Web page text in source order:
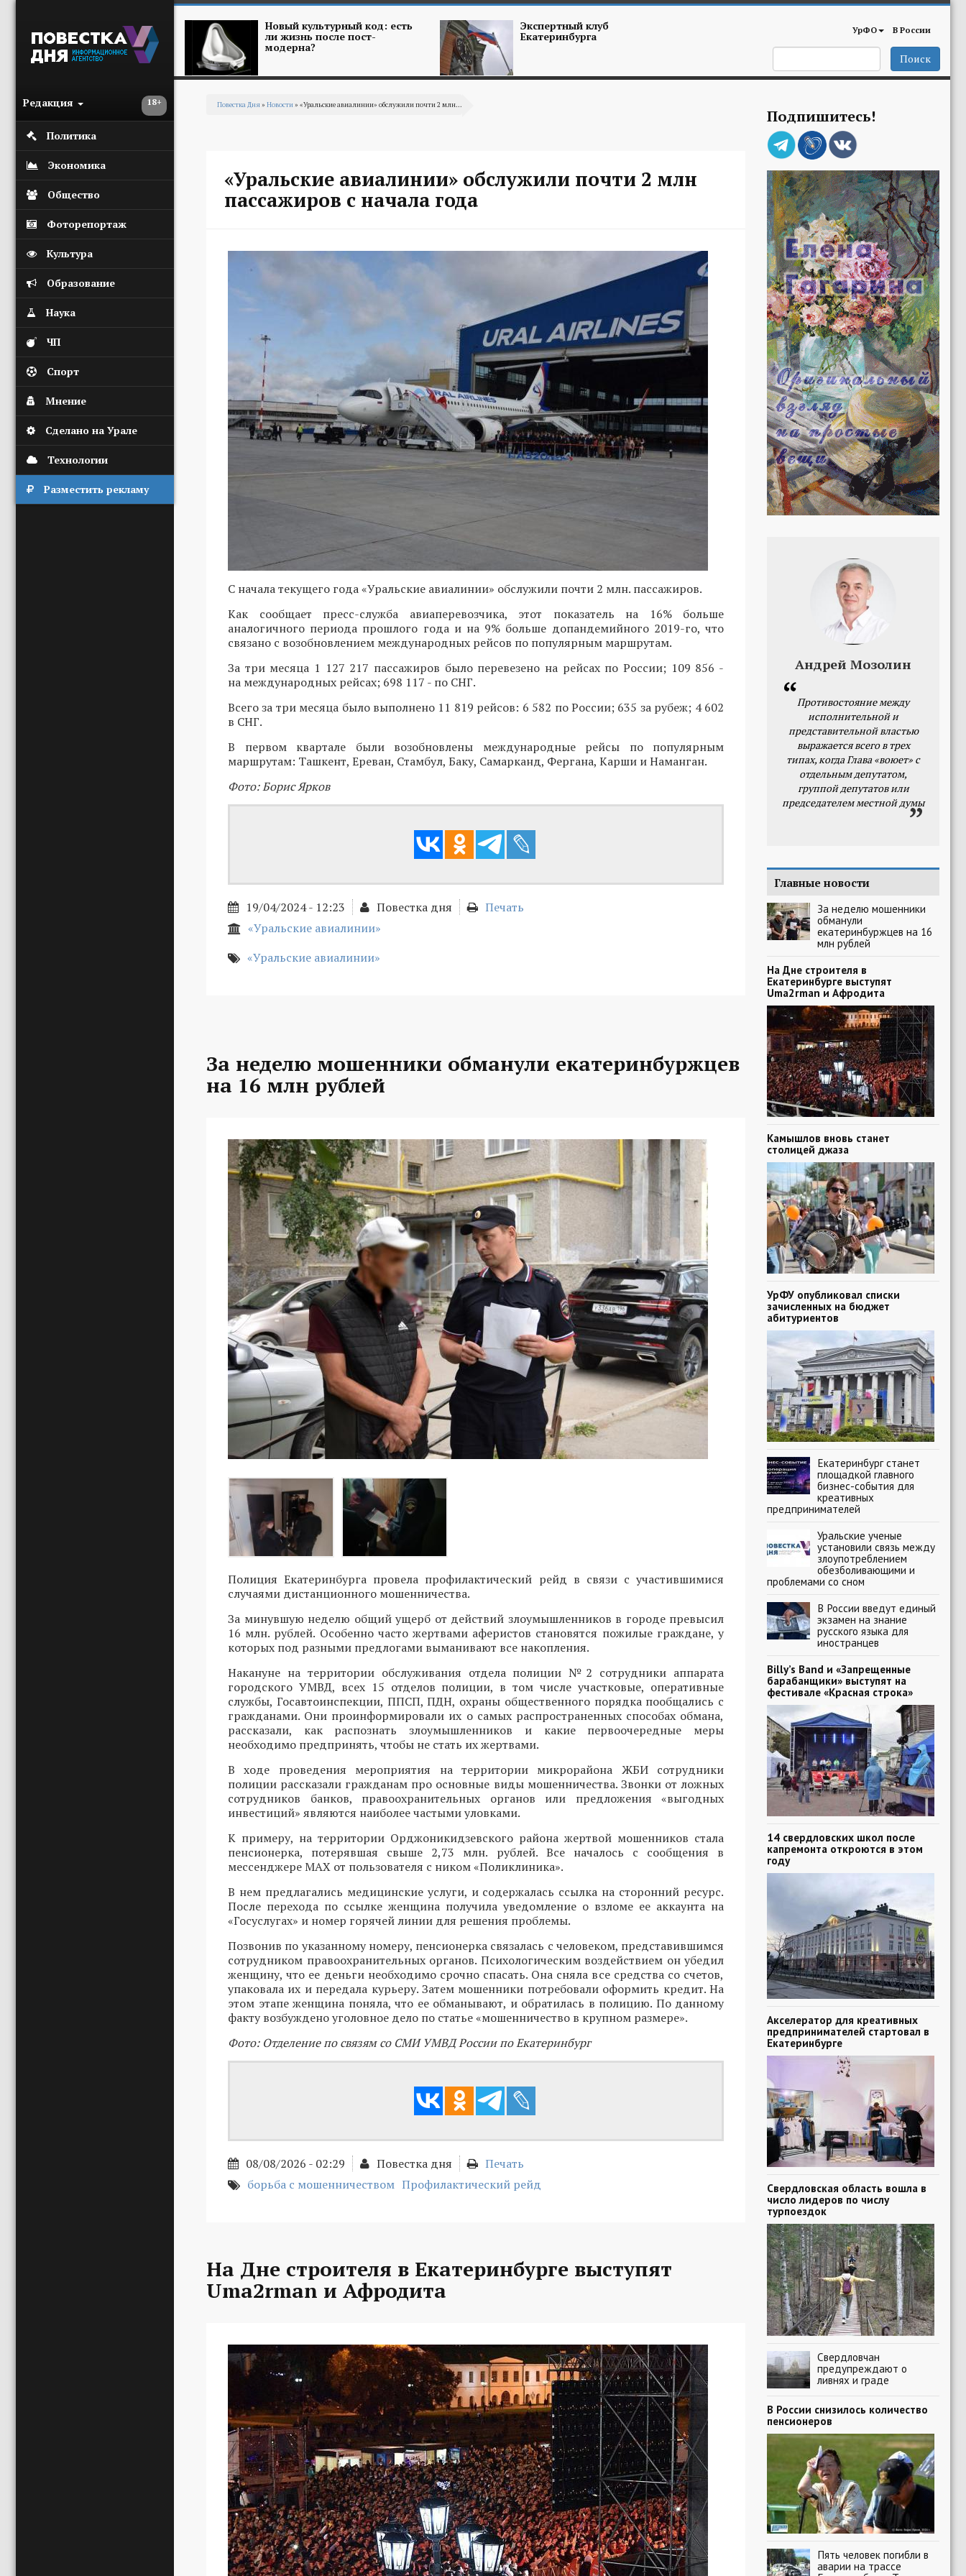
18+
Редакция
Политика
Экономика
Общество
Фоторепортаж
Культура
Образование
Наука
ЧП
Спорт
Мнение
Сделано на Урале
Технологии
Разместить рекламу
Новый культурный код: есть
ли жизнь после пост-
модерна?
Экспертный клуб
Екатеринбурга УрФО В России
Поиск
Повестка Дня» Новости» «Уральские авиалинии» обслужили почти 2 млн...
«Уральские авиалинии» обслужили почти 2 млн
пассажиров с начала года
С начала текущего года «Уральские авиалинии» обслужили почти 2 млн. пассажиров.
Как сообщает пресс-служба авиаперевозчика, этот показатель на 16% больше
аналогичного периода прошлого года и на 9% больше допандемийного 2019-го, что
связано с возобновлением международных рейсов по популярным маршрутам.
За три месяца 1 127 217 пассажиров было перевезено на рейсах по России; 109 856 -
на международных рейсах; 698 117 - по СНГ.
Всего за три месяца было выполнено 11 819 рейсов: 6 582 по России; 635 за рубеж; 4 602
в СНГ.
В первом квартале были возобновлены международные рейсы по популярным
маршрутам: Ташкент, Ереван, Стамбул, Баку, Самарканд, Фергана, Карши и Наманган.
Фото: Борис Ярков
19/04/2024 - 12:23 Повестка дня
Печать
«Уральские авиалинии»
«Уральские авиалинии»
За неделю мошенники обманули екатеринбуржцев
на 16 млн рублей
Полиция Екатеринбурга провела профилактический рейд в связи с участившимися
случаями дистанционного мошенничества.
За минувшую неделю общий ущерб от действий злоумышленников в городе превысил
16 млн. рублей. Особенно часто жертвами аферистов становятся пожилые граждане, у
которых под разными предлогами выманивают все накопления.
Накануне на территории обслуживания отдела полиции №2 сотрудники аппарата
городского УМВД, всех 15 отделов полиции, в том числе участковые, оперативные
службы, Госавтоинспекции, ППСП, ПДН, охраны общественного порядка пообщались с
гражданами. Они проинформировали их о самых распространенных способах обмана,
рассказали, как распознать злоумышленников и какие первоочередные меры
необходимо предпринять, чтобы не стать их жертвами.
В ходе проведения мероприятия на территории микрорайона ЖБИ сотрудники
полиции рассказали гражданам про основные виды мошенничества. Звонки от ложных
сотрудников банков, правоохранительных органов или предложения «выгодных
инвестиций» являются наиболее частыми уловками.
К примеру, на территории Орджоникидзевского района жертвой мошенников стала
пенсионерка, потерявшая свыше 2,73 млн. рублей. Все началось с сообщения в
мессенджере MAX от пользователя с ником «Поликлиника».
В нем предлагались медицинские услуги, и содержалась ссылка на сторонний ресурс.
После перехода по ссылке женщина получила уведомление о взломе ее аккаунта на
«Госуслугах» и номер горячей линии для решения проблемы.
Позвонив по указанному номеру, пенсионерка связалась с человеком, представившимся
сотрудником правоохранительных органов. Психологическим воздействием он убедил
женщину, что ее деньги необходимо срочно спасать. Она сняла все средства со счетов,
упаковала их и передала курьеру. Затем мошенники потребовали оформить кредит. На
этом этапе женщина поняла, что ее обманывают, и обратилась в полицию. По данному
факту возбуждено уголовное дело по статье «мошенничество в крупном размере».
Фото: Отделение по связям со СМИ УМВД России по Екатеринбург
08/08/2026 - 02:29 Повестка дня
Печать
борьба с мошенничеством Профилактический рейд
На Дне строителя в Екатеринбурге выступят
Uma2rman и Афродита
Подпишитесь!
Андрей Мозолин
Противостояние между
исполнительной и
представительной властью
выражается всего в трех
типах, когда Глава «воюет» с
отдельным депутатом,
группой депутатов или
председателем местной думы
Главные новости
За неделю мошенники
обманули
екатеринбуржцев на 16
млн рублей
На Дне строителя в
Екатеринбурге выступят
Uma2rman и Афродита
Камышлов вновь станет
столицей джаза
УрФУ опубликовал списки
зачисленных на бюджет
абитуриентов
Екатеринбург станет
площадкой главного
бизнес-события для
креативных
предпринимателей
Уральские ученые
установили связь между
злоупотреблением
обезболивающими и
проблемами со сном
В России введут единый
экзамен на знание
русского языка для
иностранцев
Billy’s Band и «Запрещенные
барабанщики» выступят на
фестивале «Красная строка»
14 свердловских школ после
капремонта откроются в этом
году
Акселератор для креативных
предпринимателей стартовал в
Екатеринбурге
Свердловская область вошла в
число лидеров по числу
турпоездок
Свердловчан
предупреждают о
ливнях и граде
В России снизилось количество
пенсионеров
Пять человек погибли в
аварии на трассе